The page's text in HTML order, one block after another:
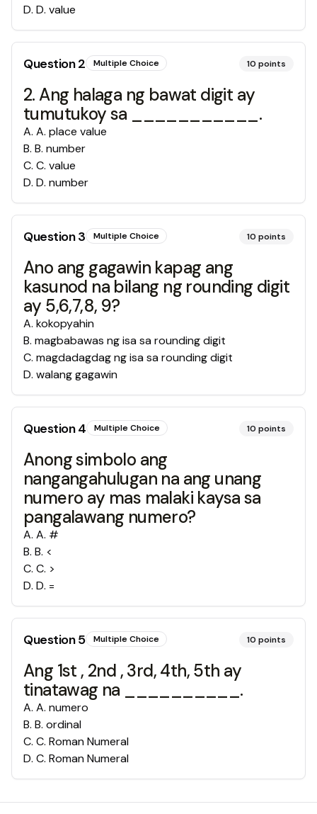
D. D. value
Question2 Multiple Choice 10 points
2. Ang halaga ng bawat digit ay
tumutukoy sa ___________.
A. A. place value
B. B. number
C. C. value
D. D. number
Question3 Multiple Choice 10 points
Ano ang gagawin kapag ang
kasunod na bilang ng rounding digit
ay 5,6,7,8, 9?
A. kokopyahin
B. magbabawas ng isa sa rounding digit
C. magdadagdag ng isa sa rounding digit
D. walang gagawin
Question4 Multiple Choice 10 points
Anong simbolo ang
nangangahulugan na ang unang
numero ay mas malaki kaysa sa
pangalawang numero?
A. A. #
B. B. <
C. C. >
D. D. =
Question5 Multiple Choice 10 points
Ang 1st , 2nd , 3rd, 4th, 5th ay
tinatawag na __________.
A. A. numero
B. B. ordinal
C. C. Roman Numeral
D. C. Roman Numeral